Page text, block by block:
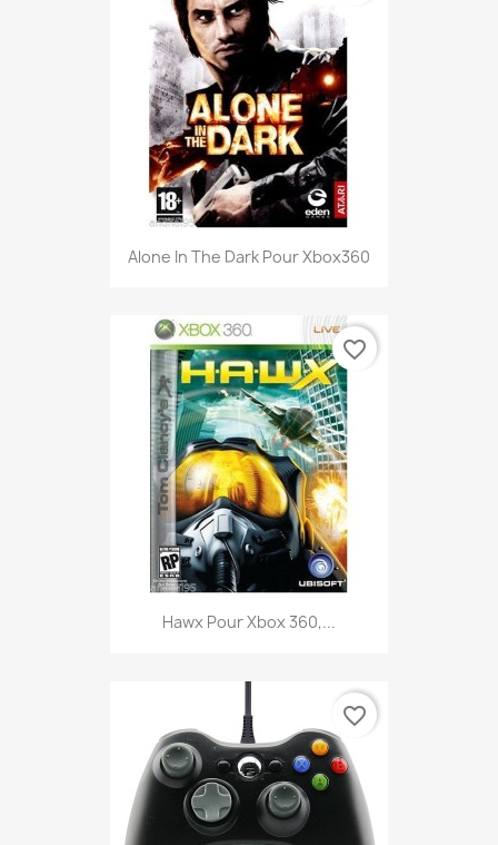
Alone In The Dark Pour Xbox360
Hawx Pour Xbox 360,...
favorite_border
favorite_border